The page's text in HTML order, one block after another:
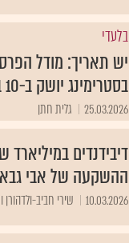
בלעדי
בסטרימינג יושק ב-10 במאי
25.03.2026 גלית חתן
דיבידנדים
ההשקעה של אבי
10.03.2026 שירי חביב-ולדהורן